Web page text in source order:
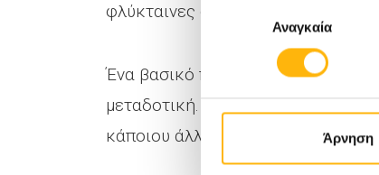
συγκατάθεσηςΑναγκαία
Άρνηση
φλύκταινες στις παλάμες και στα
Ένα βασικό πράγμα που πρέπει να
μεταδοτική. Δεν μπορείτε να την
κάποιου άλλου.